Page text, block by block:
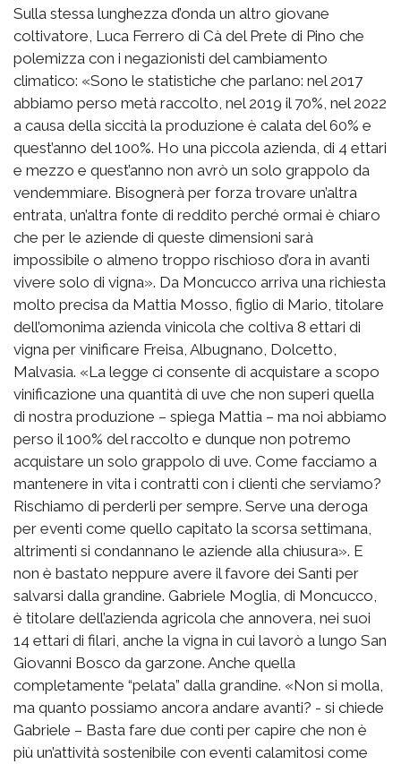
Sulla stessa lunghezza d’onda un altro giovane
coltivatore, Luca Ferrero di Cà del Prete di Pino che
polemizza con i negazionisti del cambiamento
climatico: «Sono le statistiche che parlano: nel 2017
abbiamo perso metà raccolto, nel 2019 il 70%, nel 2022
a causa della siccità la produzione è calata del 60% e
quest’anno del 100%. Ho una piccola azienda, di 4 ettari
e mezzo e quest’anno non avrò un solo grappolo da
vendemmiare. Bisognerà per forza trovare un’altra
entrata, un’altra fonte di reddito perché ormai è chiaro
che per le aziende di queste dimensioni sarà
impossibile o almeno troppo rischioso d’ora in avanti
vivere solo di vigna». Da Moncucco arriva una richiesta
molto precisa da Mattia Mosso, figlio di Mario, titolare
dell’omonima azienda vinicola che coltiva 8 ettari di
vigna per vinificare Freisa, Albugnano, Dolcetto,
Malvasia. «La legge ci consente di acquistare a scopo
vinificazione una quantità di uve che non superi quella
di nostra produzione – spiega Mattia – ma noi abbiamo
perso il 100% del raccolto e dunque non potremo
acquistare un solo grappolo di uve. Come facciamo a
mantenere in vita i contratti con i clienti che serviamo?
Rischiamo di perderli per sempre. Serve una deroga
per eventi come quello capitato la scorsa settimana,
altrimenti si condannano le aziende alla chiusura». E
non è bastato neppure avere il favore dei Santi per
salvarsi dalla grandine. Gabriele Moglia, di Moncucco,
è titolare dell’azienda agricola che annovera, nei suoi
14 ettari di filari, anche la vigna in cui lavorò a lungo San
Giovanni Bosco da garzone. Anche quella
completamente “pelata” dalla grandine. «Non si molla,
ma quanto possiamo ancora andare avanti? - si chiede
Gabriele – Basta fare due conti per capire che non è
più un’attività sostenibile con eventi calamitosi come